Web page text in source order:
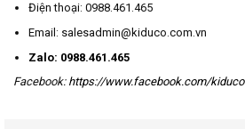
Điện thoại: 0988.461.465
Email: salesadmin@kiduco.com.vn
Zalo: 0988.461.465
Facebook: https://www.facebook.com/kiduco